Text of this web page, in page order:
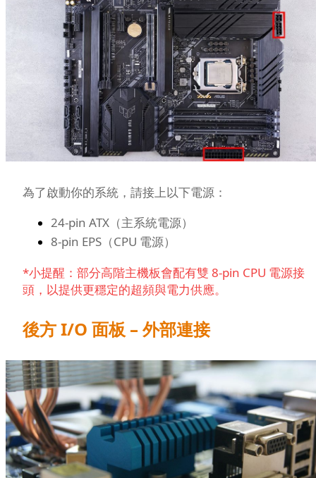
為了啟動你的系統，請接上以下電源：
24-pin ATX（主系統電源）
8-pin EPS（CPU 電源）
*小提醒：部分高階主機板會配有雙 8-pin CPU 電源接
頭，以提供更穩定的超頻與電力供應。
後方 I/O 面板 – 外部連接